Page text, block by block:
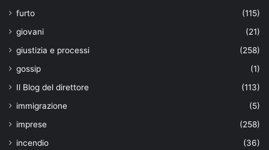
furto
(115)
giovani
(21)
giustizia e processi
(258)
gossip
(1)
Il Blog del direttore
(113)
immigrazione
(5)
imprese
(258)
incendio
(36)